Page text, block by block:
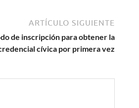
ARTÍCULO SIGUIENTE
de inscripción para obtener la
cívica por primera vez